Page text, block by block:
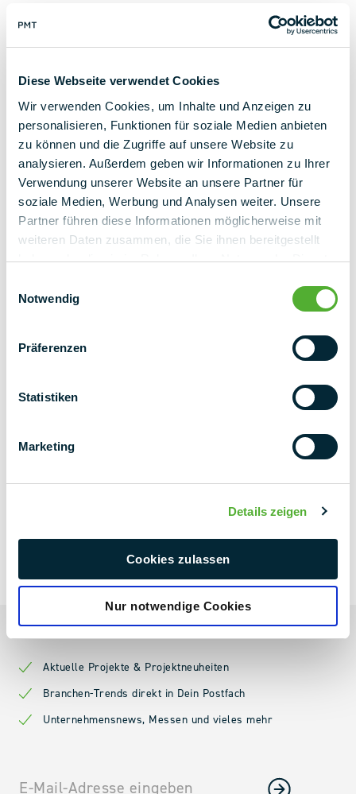
Diese Webseite verwendet Cookies
Wir verwenden Cookies, um Inhalte und Anzeigen zu
personalisieren, Funktionen für soziale Medien anbieten
zu können und die Zugriffe auf unsere Website zu
analysieren. Außerdem geben wir Informationen zu Ihrer
Verwendung unserer Website an unsere Partner für
soziale Medien, Werbung und Analysen weiter. Unsere
Partner führen diese Informationen möglicherweise mit
weiteren Daten zusammen, die Sie ihnen bereitgestellt
haben oder die sie im Rahmen Ihrer Nutzung der Dienste
Notwendig
Präferenzen
Statistiken
Marketing
Details zeigen
Cookies zulassen
Nur notwendige Cookies
zurück zur Übersicht
NEWSLETTER
Always up to date
Aktuelle Projekte & Projektneuheiten
Branchen-Trends direkt in Dein Postfach
Unternehmensnews, Messen und vieles mehr